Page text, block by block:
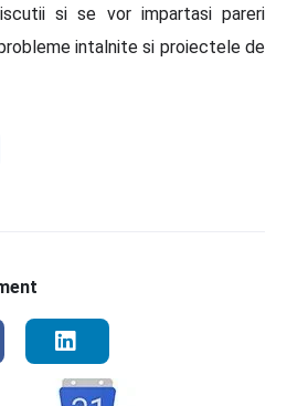
si se vor impartasi pareri
intalnite si proiectele de